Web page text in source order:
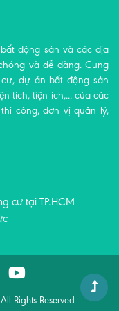
động sản và các địa
và dễ dàng. Cung
dự án bất động sản
tích, tiện ích,... của các
công, đơn vị quản lý,
cư tại TP.HCM
Rights Reserved